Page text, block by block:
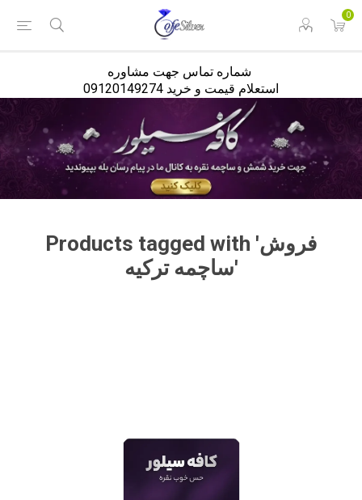
0
استعلام قیمت و خرید 09120149274
Products tagged with 'فروش
ساچمه ترکیه'